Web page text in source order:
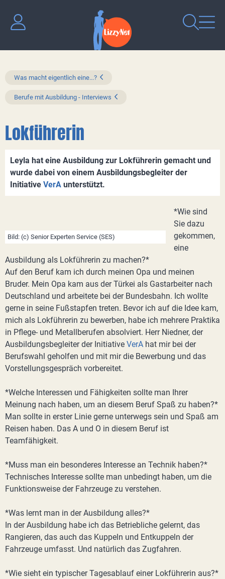
Was macht eigentlich eine...?
Berufe mit Ausbildung - Interviews
Lokführerin
Leyla hat eine Ausbildung zur Lokführerin gemacht und
wurde dabei von einem Ausbildungsbegleiter der
Initiative VerA unterstützt.
Bild: (c) Senior Experten Service (SES)
*Wie sind
Sie dazu
gekommen,
eine
Ausbildung als Lokführerin zu machen?*
Auf den Beruf kam ich durch meinen Opa und meinen
Bruder. Mein Opa kam aus der Türkei als Gastarbeiter nach
Deutschland und arbeitete bei der Bundesbahn. Ich wollte
gerne in seine Fußstapfen treten. Bevor ich auf die Idee kam,
mich als Lokführerin zu bewerben, habe ich mehrere Praktika
in Pflege- und Metallberufen absolviert. Herr Niedner, der
Ausbildungsbegleiter der Initiative VerA hat mir bei der
Berufswahl geholfen und mit mir die Bewerbung und das
Vorstellungsgespräch vorbereitet.
*Welche Interessen und Fähigkeiten sollte man Ihrer
Meinung nach haben, um an diesem Beruf Spaß zu haben?*
Man sollte in erster Linie gerne unterwegs sein und Spaß am
Reisen haben. Das A und O in diesem Beruf ist
Teamfähigkeit.
*Muss man ein besonderes Interesse an Technik haben?*
Technisches Interesse sollte man unbedingt haben, um die
Funktionsweise der Fahrzeuge zu verstehen.
*Was lernt man in der Ausbildung alles?*
In der Ausbildung habe ich das Betriebliche gelernt, das
Rangieren, das auch das Kuppeln und Entkuppeln der
Fahrzeuge umfasst. Und natürlich das Zugfahren.
*Wie sieht ein typischer Tagesablauf einer Lokführerin aus?*